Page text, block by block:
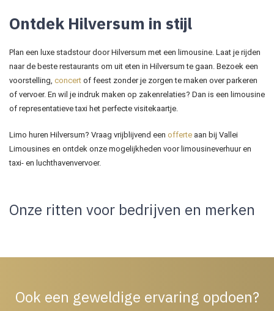
Ontdek Hilversum in stijl
Plan een luxe stadstour door Hilversum met een limousine. Laat je rijden
naar de beste restaurants om uit eten in Hilversum te gaan. Bezoek een
voorstelling, concert of feest zonder je zorgen te maken over parkeren
of vervoer. En wil je indruk maken op zakenrelaties? Dan is een limousine
of representatieve taxi het perfecte visitekaartje.
Limo huren Hilversum? Vraag vrijblijvend een offerte aan bij Vallei
Limousines en ontdek onze mogelijkheden voor limousineverhuur en
taxi- en luchthavenvervoer.
Onze ritten voor bedrijven en merken
Ook een geweldige ervaring opdoen?